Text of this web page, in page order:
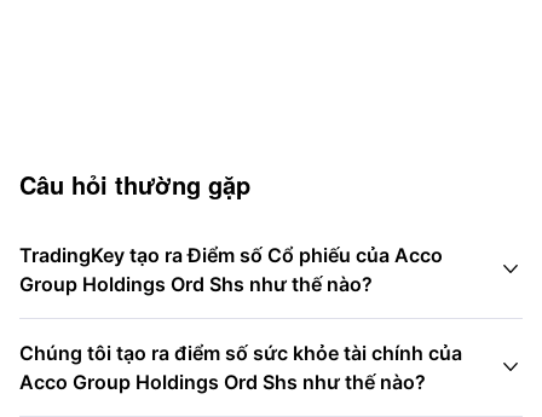
Câu hỏi thường gặp
TradingKey tạo ra Điểm số Cổ phiếu của Acco
Group Holdings Ord Shs như thế nào?

Chúng tôi tạo ra điểm số sức khỏe tài chính của
Acco Group Holdings Ord Shs như thế nào?
